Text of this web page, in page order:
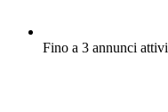
Fino a 3 annunci attivi